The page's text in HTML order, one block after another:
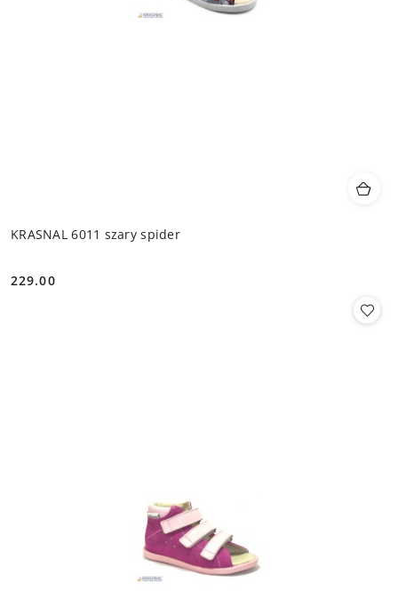
KRASNAL 6011 szary spider
Cena:
229.00